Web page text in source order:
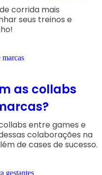
corrida mais
seus treinos e
as collabs
entre games e
colaborações na
de cases de sucesso.